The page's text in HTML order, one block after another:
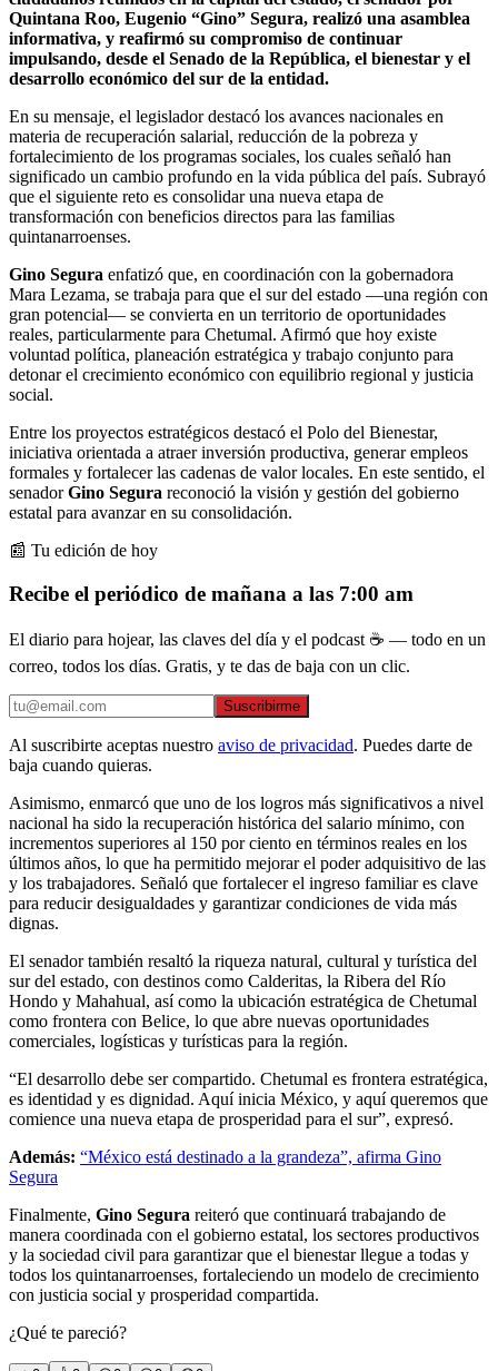
Quintana Roo, Eugenio “Gino” Segura, realizó una asamblea
informativa, y reafirmó su compromiso de continuar
impulsando, desde el Senado de la República, el bienestar y el
desarrollo económico del sur de la entidad.
En su mensaje, el legislador destacó los avances nacionales en
materia de recuperación salarial, reducción de la pobreza y
fortalecimiento de los programas sociales, los cuales señaló han
significado un cambio profundo en la vida pública del país. Subrayó
que el siguiente reto es consolidar una nueva etapa de
transformación con beneficios directos para las familias
quintanarroenses.
Gino Segura enfatizó que, en coordinación con la gobernadora
Mara Lezama, se trabaja para que el sur del estado —una región con
gran potencial— se convierta en un territorio de oportunidades
reales, particularmente para Chetumal. Afirmó que hoy existe
voluntad política, planeación estratégica y trabajo conjunto para
detonar el crecimiento económico con equilibrio regional y justicia
social.
Entre los proyectos estratégicos destacó el Polo del Bienestar,
iniciativa orientada a atraer inversión productiva, generar empleos
formales y fortalecer las cadenas de valor locales. En este sentido, el
senadorGino Segura reconoció la visión y gestión del gobierno
estatal para avanzar en su consolidación.
📰 Tu edición de hoy
Recibe el periódico de mañana a las 7:00 am
El diario para hojear, las claves del día y el podcast ☕ — todo en un
correo, todos los días. Gratis, y te das de baja con un clic.
Suscribirme
Al suscribirte aceptas nuestro aviso de privacidad. Puedes darte de
baja cuando quieras.
Asimismo, enmarcó que uno de los logros más significativos a nivel
nacional ha sido la recuperación histórica del salario mínimo, con
incrementos superiores al 150 por ciento en términos reales en los
últimos años, lo que ha permitido mejorar el poder adquisitivo de las
y los trabajadores. Señaló que fortalecer el ingreso familiar es clave
para reducir desigualdades y garantizar condiciones de vida más
dignas.
El senador también resaltó la riqueza natural, cultural y turística del
sur del estado, con destinos como Calderitas, la Ribera del Río
Hondo y Mahahual, así como la ubicación estratégica de Chetumal
como frontera con Belice, lo que abre nuevas oportunidades
comerciales, logísticas y turísticas para la región.
“El desarrollo debe ser compartido. Chetumal es frontera estratégica,
es identidad y es dignidad. Aquí inicia México, y aquí queremos que
comience una nueva etapa de prosperidad para el sur”, expresó.
Además: “México está destinado a la grandeza”, afirma Gino
Segura
Finalmente, Gino Segura reiteró que continuará trabajando de
manera coordinada con el gobierno estatal, los sectores productivos
y la sociedad civil para garantizar que el bienestar llegue a todas y
todos los quintanarroenses, fortaleciendo un modelo de crecimiento
con justicia social y prosperidad compartida.
¿Qué te pareció?